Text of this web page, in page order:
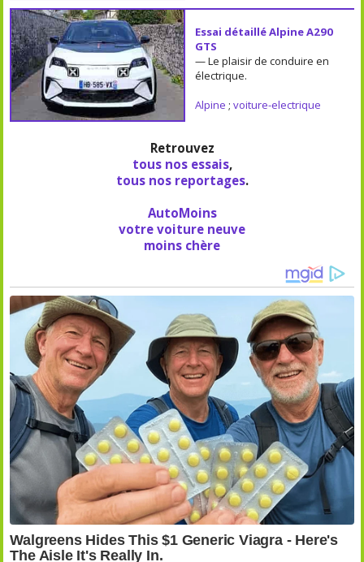
Essai détaillé Alpine A290
GTS
— Le plaisir de conduire en
électrique.
Alpine ; voiture-electrique
Retrouvez
tous nos essais,
tous nos reportages.
AutoMoins
votre voiture neuve
moins chère